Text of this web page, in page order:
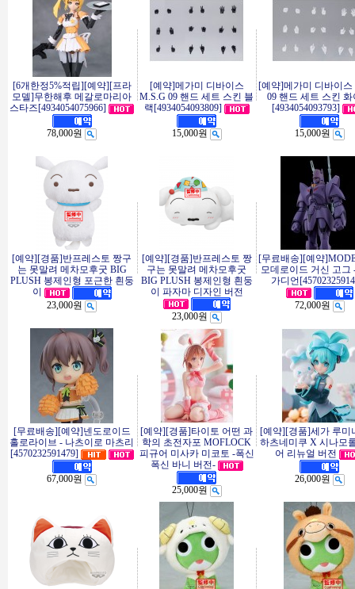
[6개한정5%적립][예약][프라
모델]무한해후 메갈로마리아
스타즈[4934054075966]
78,000원
[예약]메가미 디바이스
M.S.G 09 핸드 세트 스킨 블
랙[4934054093809]
15,000원
[예약]메가미 디바이스
09 핸드 세트 스킨 화
[4934054093793]
15,000원
[예약][경품]반프레스토 짱구
는 못말려 메차모후굿 BIG
PLUSH 봉제인형 포근한 흰둥
이
23,000원
[예약][경품]반프레스토 짱
구는 못말려 메차모후굿
BIG PLUSH 봉제인형 흰둥
이 파자마 디자인 버전
23,000원
[무료배송][예약
모데로이드 거신 고그
가디언
72,000원
[무료배송][예약]넨도로이드
홀로라이브 - 나츠이로 마츠리
[4570232591479]
67,000원
[예약][경품]타이토 어떤 과
학의 초전자포 MOFLOCK
피규어 미사카 미코토 -폭신
폭신 바니 버전-
25,000원
[예약][경품]세가 루미
하츠네미쿠 X 시나모
어 리뉴얼 버전
26,000원